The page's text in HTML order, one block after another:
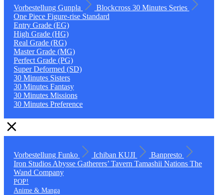
Vorbestellung Gunpla Blockcross 30 Minutes Series
One Piece Figure-rise Standard
Entry Grade (EG)
High Grade (HG)
Real Grade (RG)
Master Grade (MG)
Perfect Grade (PG)
Super Deformed (SD)
30 Minutes Sisters
30 Minutes Fantasy
30 Minutes Missions
30 Minutes Preference
Vorbestellung Funko Ichiban KUJI
Banpresto
Iron Studios Abysse Gatherers’ Tavern Tamashii Nations The
Wand Company
POP!
Anime & Manga